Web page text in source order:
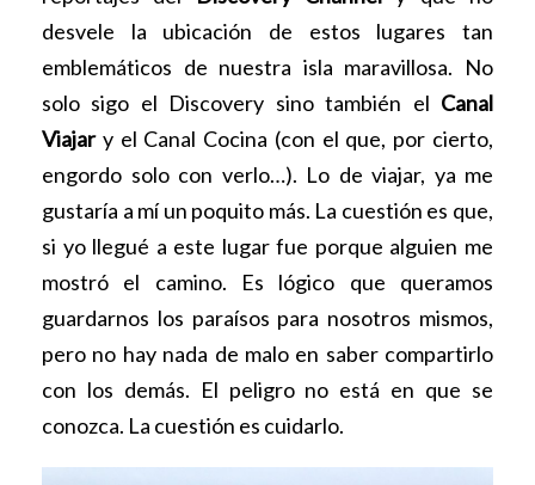
desvele la ubicación de estos lugares tan
emblemáticos de nuestra isla maravillosa. No
solo sigo el Discovery sino también el Canal
Viajary el Canal Cocina (con el que, por cierto,
engordo solo con verlo…). Lo de viajar, ya me
gustaría a mí un poquito más. La cuestión es que,
si yo llegué a este lugar fue porque alguien me
mostró el camino. Es lógico que queramos
guardarnos los paraísos para nosotros mismos,
pero no hay nada de malo en saber compartirlo
con los demás. El peligro no está en que se
conozca. La cuestión es cuidarlo.